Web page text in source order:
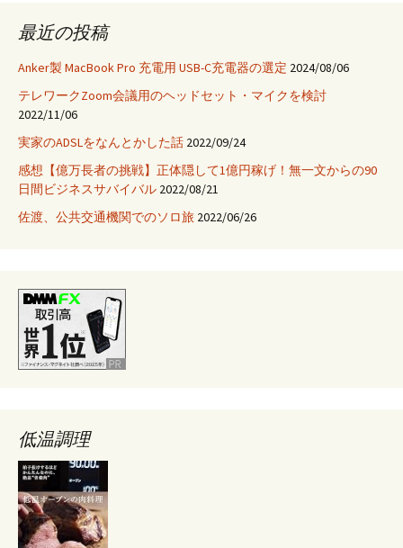
最近の投稿
Anker製 MacBook Pro 充電用 USB-C充電器の選定 2024/08/06
テレワークZoom会議用のヘッドセット・マイクを検討
2022/11/06
実家のADSLをなんとかした話 2022/09/24
感想【億万長者の挑戦】正体隠して1億円稼げ！無一文からの90
日間ビジネスサバイバル 2022/08/21
佐渡、公共交通機関でのソロ旅 2022/06/26
低温調理